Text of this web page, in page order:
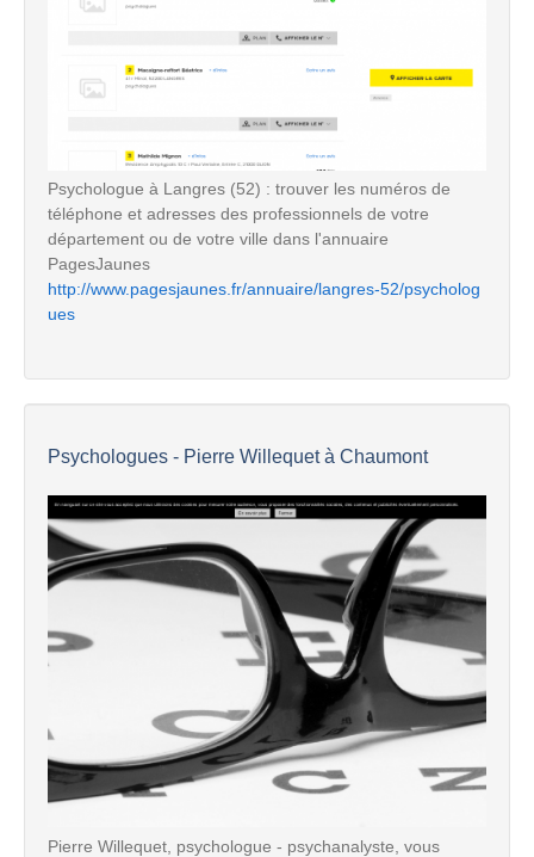
Psychologue à Langres (52) : trouver les numéros de
téléphone et adresses des professionnels de votre
département ou de votre ville dans l'annuaire
PagesJaunes
http://www.pagesjaunes.fr/annuaire/langres-52/psycholog
ues
Psychologues - Pierre Willequet à Chaumont
Pierre Willequet, psychologue - psychanalyste, vous